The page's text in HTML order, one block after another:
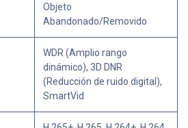
Objeto
Abandonado/Removido
WDR (Amplio rango
dinámico), 3D DNR
(Reducción de ruido digital),
SmartVid